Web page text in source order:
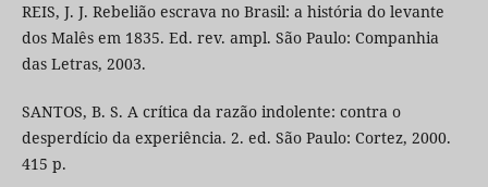
REIS, J. J. Rebelião escrava no Brasil: a história do levante
dos Malês em 1835. Ed. rev. ampl. São Paulo: Companhia
das Letras, 2003.
SANTOS, B. S. A crítica da razão indolente: contra o
desperdício da experiência. 2. ed. São Paulo: Cortez, 2000.
415 p.